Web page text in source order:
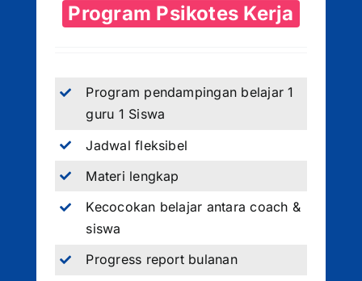
Program Psikotes Kerja
Program pendampingan belajar 1
guru 1 Siswa
Jadwal fleksibel
Materi lengkap
Kecocokan belajar antara coach &
siswa
Progress report bulanan